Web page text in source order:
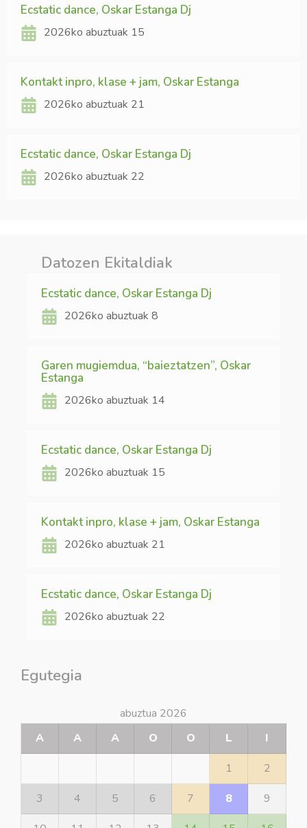
Ecstatic dance, Oskar Estanga Dj
2026ko abuztuak 15
Kontakt inpro, klase + jam, Oskar Estanga
2026ko abuztuak 21
Ecstatic dance, Oskar Estanga Dj
2026ko abuztuak 22
Datozen Ekitaldiak
Ecstatic dance, Oskar Estanga Dj
2026ko abuztuak 8
Garen mugiemdua, “baieztatzen”, Oskar
Estanga
2026ko abuztuak 14
Ecstatic dance, Oskar Estanga Dj
2026ko abuztuak 15
Kontakt inpro, klase + jam, Oskar Estanga
2026ko abuztuak 21
Ecstatic dance, Oskar Estanga Dj
2026ko abuztuak 22
Egutegia
abuztua 2026
A
A A O O L
I
1
2
3
4 5 6 7 8
9